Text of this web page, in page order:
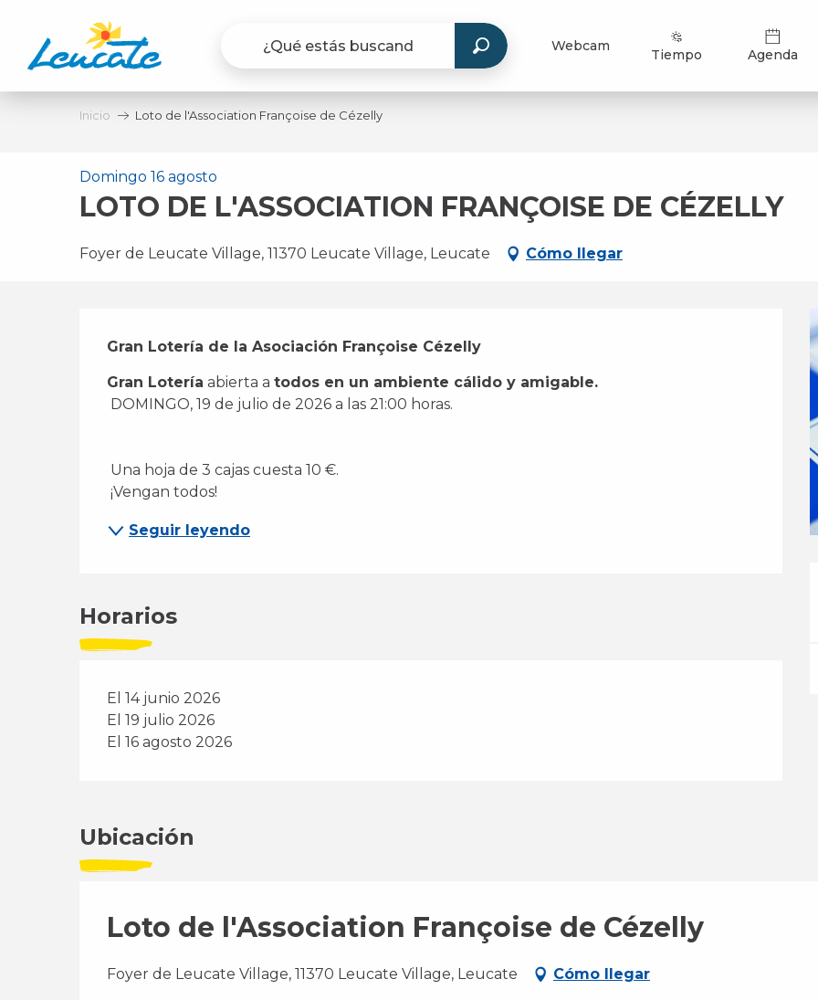
contenu
principal
Webcam
Tiempo Agenda
Inicio Loto de l'Association Françoise de Cézelly
Domingo 16 agosto
LOTO DE L'ASSOCIATION FRANÇOISE DE CÉZELLY
Foyer de Leucate Village, 11370 Leucate Village, Leucate Cómo llegar
Descripción
Gran Lotería de la Asociación Françoise Cézelly
Gran Lotería abierta a todos en un ambiente cálido y amigable.
DOMINGO, 19 de julio de 2026 a las 21:00 horas.
Una hoja de 3 cajas cuesta 10 €.
¡Vengan todos!
Seguir leyendo
Horarios
El 14 junio 2026
El 19 julio 2026
El 16 agosto 2026
Ubicación
Loto de l'Association Françoise de Cézelly
Foyer de Leucate Village, 11370 Leucate Village, Leucate Cómo llegar